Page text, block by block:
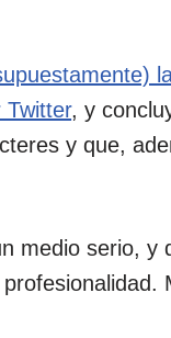
Twitter, y
y que,
medio serio,